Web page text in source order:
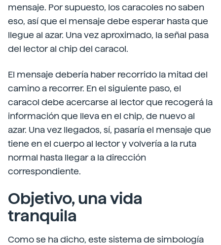
mensaje. Por supuesto, los caracoles no saben
eso, así que el mensaje debe esperar hasta que
llegue al azar. Una vez aproximado, la señal pasa
del lector al chip del caracol.
El mensaje debería haber recorrido la mitad del
camino a recorrer. En el siguiente paso, el
caracol debe acercarse al lector que recogerá la
información que lleva en el chip, de nuevo al
azar. Una vez llegados, sí, pasaría el mensaje que
tiene en el cuerpo al lector y volvería a la ruta
normal hasta llegar a la dirección
correspondiente.
Objetivo, una vida
tranquila
Como se ha dicho, este sistema de simbología